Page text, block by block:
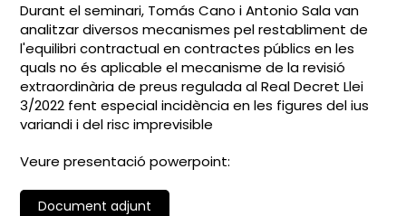
Durant el seminari, Tomás Cano i Antonio Salavan
analitzar diversos mecanismes pel restabliment de
l'equilibri contractual en contractes públics en les
quals no és aplicable el mecanisme de la revisió
extraordinària de preus regulada al Real Decret Llei
3/2022 fent especial incidència en les figures delius
variandi i del risc imprevisible
Veure presentació powerpoint:
Document adjunt